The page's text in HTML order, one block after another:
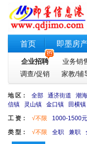
首页 即墨房
企业招聘 业务销
调查/促销
家教/辅
地 区： 全部 通济街道 潮
信镇
灵山镇 金口镇 田横镇
工 资：
√不限 1000-1500元
类 型：
√不限 全职 兼职